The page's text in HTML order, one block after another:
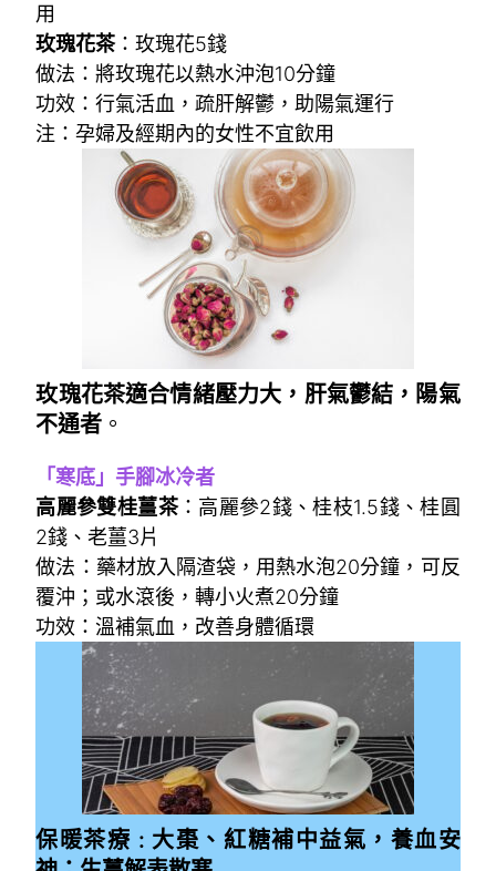
用
玫瑰花茶：玫瑰花5錢
做法：將玫瑰花以熱水沖泡10分鐘
功效：行氣活血，疏肝解鬱，助陽氣運行
注：孕婦及經期內的女性不宜飲用
玫瑰花茶適合情緒壓力大，肝氣鬱結，陽氣
不通者 。
「寒底」手腳冰冷者
高麗參雙桂薑茶：高麗參2錢、桂枝1.5錢、桂圓
2錢、老薑3片
做法：藥材放入隔渣袋，用熱水泡20分鐘，可反
覆沖；或水滾後，轉小火煮20分鐘
功效：溫補氣血，改善身體循環
保暖茶療 : 大棗、紅糖補中益氣，養血安